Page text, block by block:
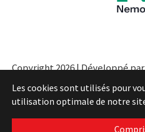
Les cookies sont utilisés pour
utilisation optimale de notre
Copyright 2026 | Développé
de l'Entité neuchâteloise |